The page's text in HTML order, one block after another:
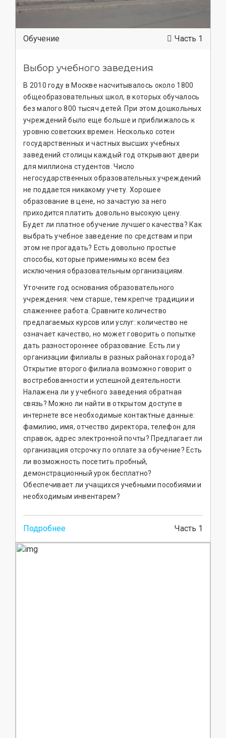
Обучение Часть 1
Выбор учебного заведения
В 2010 году в Москве насчитывалось около 1800
общеобразовательных школ, в которых обучалось
без малого 800 тысяч детей. При этом дошкольных
учреждений было еще больше и приближалось к
уровню советских времен. Несколько сотен
государственных и частных высших учебных
заведений столицы каждый год открывают двери
для миллиона студентов. Число
негосударственных образовательных учреждений
не поддается никакому учету. Хорошее
образование в цене, но зачастую за него
приходится платить довольно высокую цену.
Будет ли платное обучение лучшего качества? Как
выбрать учебное заведение по средствам и при
этом не прогадать? Есть довольно простые
способы, которые применимы ко всем без
исключения образовательным организациям.
Уточните год основания образовательного
учреждения: чем старше, тем крепче традиции и
слаженнее работа. Сравните количество
предлагаемых курсов или услуг: количество не
означает качество, но может говорить о попытке
дать разностороннее образование. Есть ли у
организации филиалы в разных районах города?
Открытие второго филиала возможно говорит о
востребованности и успешной деятельности.
Налажена ли у учебного заведения обратная
связь? Можно ли найти в открытом доступе в
интернете все необходимые контактные данные:
фамилию, имя, отчество директора, телефон для
справок, адрес электронной почты? Предлагает ли
организация отсрочку по оплате за обучение? Есть
ли возможность посетить пробный,
демонстрационный урок бесплатно?
Обеспечивает ли учащихся учебными пособиями и
необходимым инвентарем?
Подробнее Часть 1